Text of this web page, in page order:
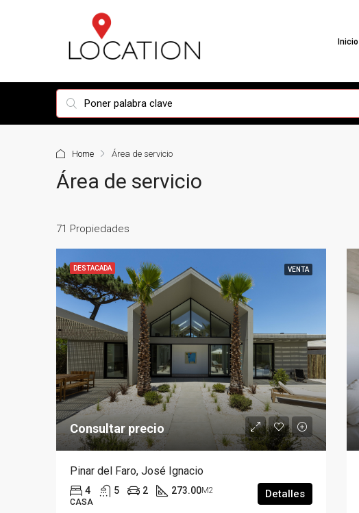
Inicio
Home Área de servicio
Área de servicio
71 Propiedades
DESTACADA VENTA
Consultar precio
Pinar del Faro, José Ignacio
4 5 2 273.00M2
CASA
Detalles